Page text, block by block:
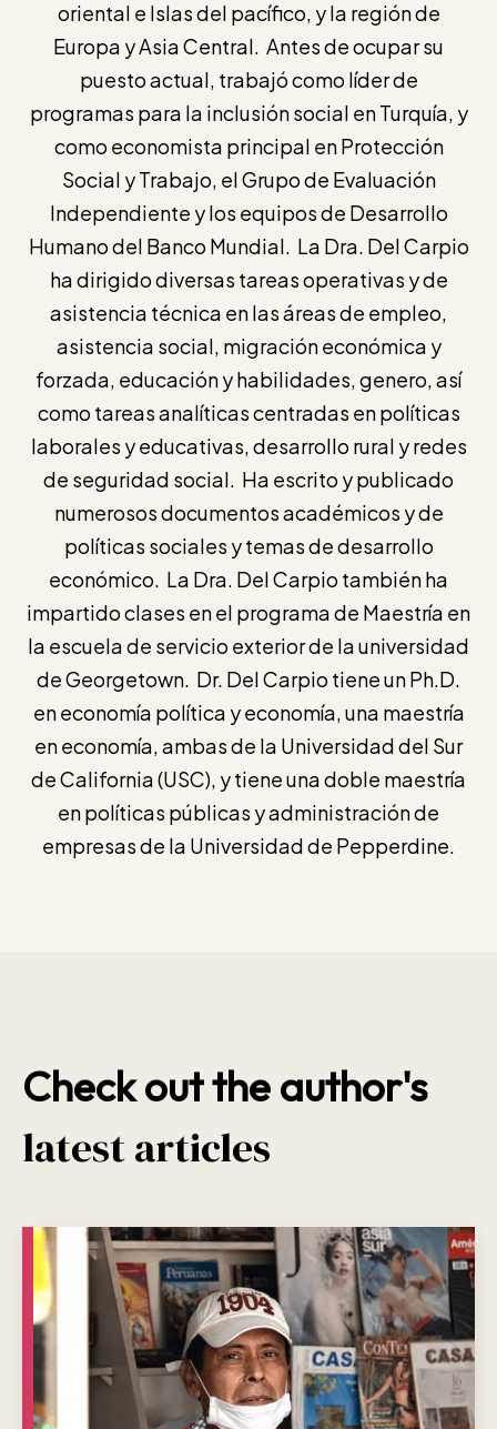
oriental e Islas del pacífico, y la región de
Europa y Asia Central. Antes de ocupar su
puesto actual, trabajó como líder de
programas para la inclusión social en Turquía, y
como economista principal en Protección
Social y Trabajo, el Grupo de Evaluación
Independiente y los equipos de Desarrollo
Humano del Banco Mundial. La Dra. Del Carpio
ha dirigido diversas tareas operativas y de
asistencia técnica en las áreas de empleo,
asistencia social, migración económica y
forzada, educación y habilidades, genero, así
como tareas analíticas centradas en políticas
laborales y educativas, desarrollo rural y redes
de seguridad social. Ha escrito y publicado
numerosos documentos académicos y de
políticas sociales y temas de desarrollo
económico. La Dra. Del Carpio también ha
impartido clases en el programa de Maestría en
la escuela de servicio exterior de la universidad
de Georgetown. Dr. Del Carpio tiene un Ph.D.
en economía política y economía, una maestría
en economía, ambas de la Universidad del Sur
de California (USC), y tiene una doble maestría
en políticas públicas y administración de
empresas de la Universidad de Pepperdine.
Check out the author's
latest articles